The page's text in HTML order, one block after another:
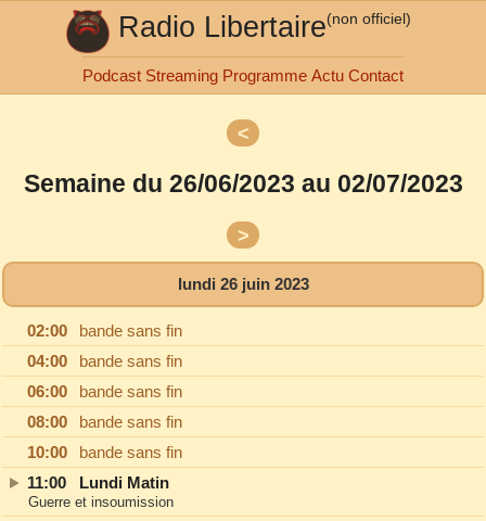
Radio Libertaire(non officiel)
Podcast Streaming Programme Actu Contact
<
Semaine du 26/06/2023 au 02/07/2023
>
mercredi
dimanche
lundi 26 juin 2023
02:00
bande sans fin
04:00
bande sans fin
06:00
bande sans fin
08:00
bande sans fin
10:00
bande sans fin
11:00
Lundi Matin
Guerre et insoumission